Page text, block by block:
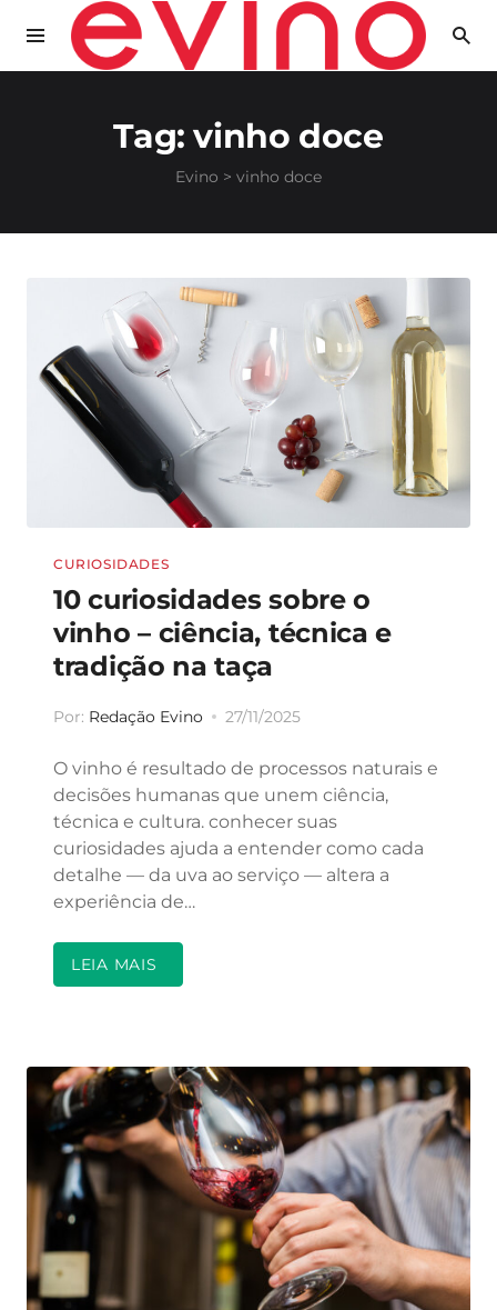
Tag:vinho doce
Evino > vinho doce
CURIOSIDADES
10 curiosidades sobre o
vinho – ciência, técnica e
tradição na taça
Por: Redação Evino 27/11/2025
O vinho é resultado de processos naturais e
decisões humanas que unem ciência,
técnica e cultura. conhecer suas
curiosidades ajuda a entender como cada
detalhe — da uva ao serviço — altera a
experiência de…
LEIA MAIS